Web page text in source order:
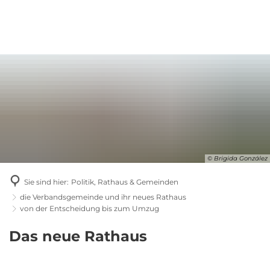
© Brigida González
Sie sind hier: Politik, Rathaus & Gemeinden
die Verbandsgemeinde und ihr neues Rathaus
von der Entscheidung bis zum Umzug
von
Das neue Rathaus